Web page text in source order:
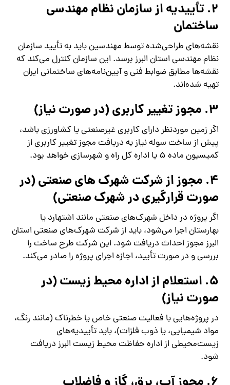
2. تأییدیه از سازمان نظام مهندسی
ساختمان
نقشه‌های طراحی‌شده توسط مهندسین باید به تأیید سازمان
نظام مهندسی استان البرز برسد. این سازمان کنترل می‌کند که
نقشه‌ها مطابق ضوابط فنی و آیین‌نامه‌های ساختمانی ایران
تهیه شده‌اند.
3. مجوز تغییر کاربری (در صورت نیاز)
اگر زمین موردنظر دارای کاربری غیرصنعتی یا کشاورزی باشد،
پیش از ساخت سوله نیاز به دریافت مجوز تغییر کاربری از
کمیسیون ماده ۵ یا اداره کل راه و شهرسازی خواهد بود.
4. مجوز از شرکت شهرک‌ های صنعتی (در
صورت قرارگیری در شهرک صنعتی)
اگر پروژه در داخل شهرک‌های صنعتی مانند اشتهارد یا
بهارستان اجرا می‌شود، باید از شرکت شهرک‌های صنعتی استان
البرز مجوز احداث دریافت شود. این شرکت طرح ساخت را
بررسی و در صورت تأیید، اجازه اجرای پروژه را صادر می‌کند.
5. استعلام از اداره محیط زیست (در
صورت نیاز)
در پروژه‌هایی با فعالیت صنعتی خاص یا خطرناک (مانند رنگ،
مواد شیمیایی، یا ذوب فلزات)، باید تأییدیه‌های
زیست‌محیطی از اداره حفاظت محیط زیست البرز دریافت
شود.